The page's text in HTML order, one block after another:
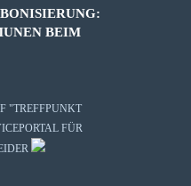
BEIM
"TREFFPUNKT
FÜR